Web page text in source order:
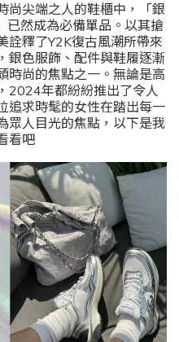
尚尖端之人的鞋櫃中，「銀
已然成為必備單品。以其搶
詮釋了Y2K復古風潮所帶來
銀色服飾、配件與鞋履逐漸
時尚的焦點之一。無論是高
2024年都紛紛推出了令人
追求時髦的女性在踏出每一
眾人目光的焦點，以下是我
看吧